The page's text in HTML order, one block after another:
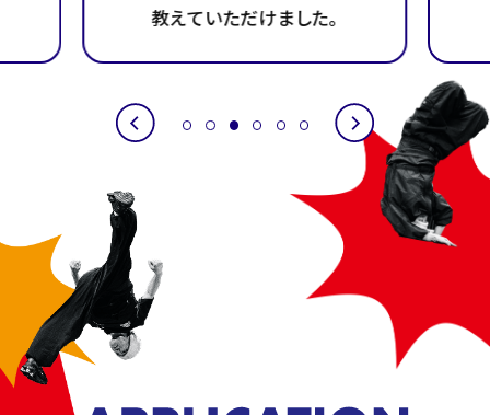
教えていただけました。